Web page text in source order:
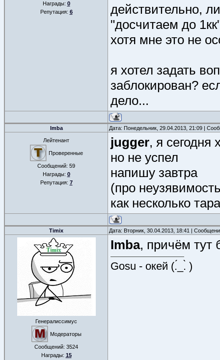
Награды: 0
Репутация: 6
действительно,
"досчитаем до
хотя мне это не
я хотел задать
заблокирован?
дело...
Imba Дата: Понедельник, 29.04.2013, 21:09 |
Лейтенант
Проверенные
Сообщений: 59
Награды: 0
Репутация: 7
jugger, я сегодня
но не успел
напишу завтра
(про
как несколько
Timix Дата: Вторник, 30.04.2013, 18:41 |
Генералиссимус
Модераторы
Сообщений: 3524
Награды: 15
Imba, причём тут
Gosu - окей (.́_.̀ )